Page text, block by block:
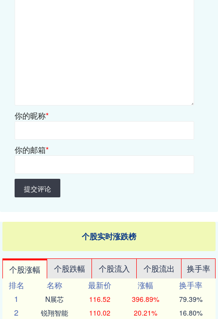
你的昵称*
你的邮箱*
提交评论
个股实时涨跌榜
个股涨幅 个股跌幅 个股流入 个股流出
换手率
排名
名称 最新价 涨幅
换手率
1
N展芯 116.52 396.89% 79.39%
2 锐翔智能 110.02 20.21% 16.80%